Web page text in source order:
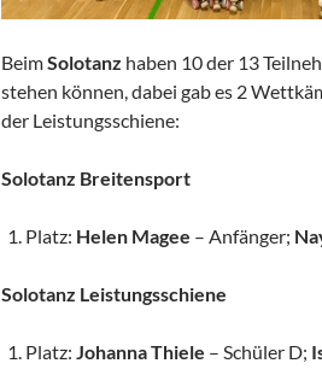
BeimSolotanz haben 10 der 13
stehen können, dabei gab es 2
der Leistungsschiene:
Solotanz Breitensport
Platz: Helen Magee – Anfänger;
Solotanz Leistungsschiene
Platz: Johanna Thiele – Schüler D;